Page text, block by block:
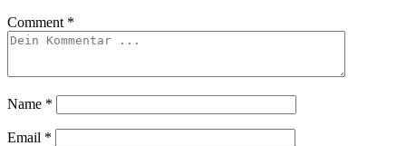
Comment *
Name *
Email *